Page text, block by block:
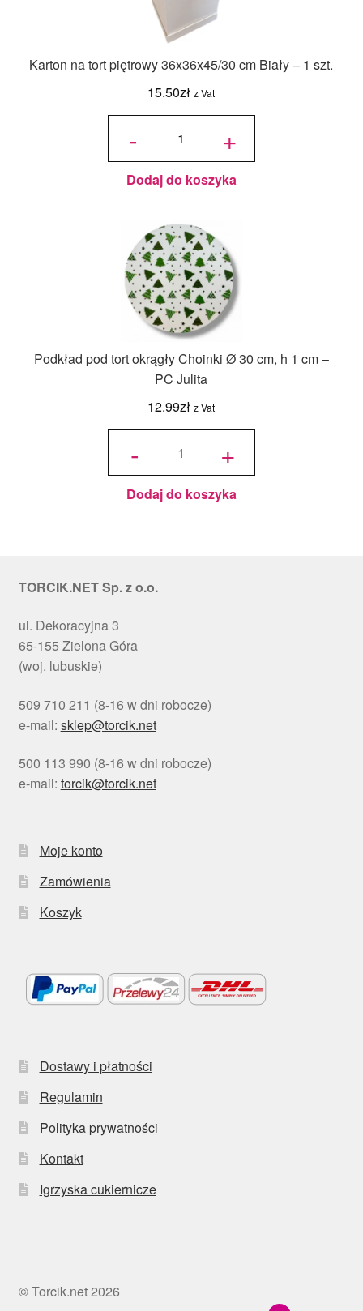
Karton na tort piętrowy 36x36x45/30 cm Biały – 1 szt.
15.50zł z Vat
-
ilość Karton
36x36x45/30
cm Biały - 1
szt. +
Dodaj do koszyka
Podkład pod tort okrągły Choinki Ø 30 cm, h 1 cm –
PC Julita
12.99zł z Vat
-
ilość
okrągły
Choinki
Ø 30
cm, h 1
cm - PC
+
Dodaj do koszyka
TORCIK.NET Sp. z o.o.
ul. Dekoracyjna 3
65-155 Zielona Góra
(woj. lubuskie)
509 710 211 (8-16 w dni robocze)
e-mail: sklep@torcik.net
500 113 990 (8-16 w dni robocze)
e-mail: torcik@torcik.net
Moje konto
Zamówienia
Koszyk
Dostawy i płatności
Regulamin
Polityka prywatności
Kontakt
Igrzyska cukiernicze
© Torcik.net 2026